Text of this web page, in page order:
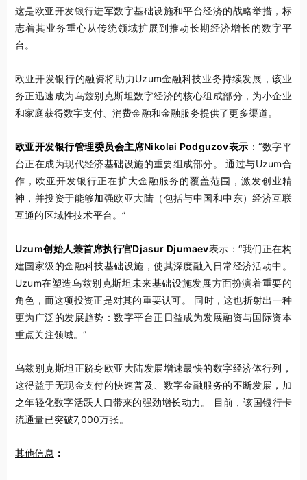
这是欧亚开发银行进军数字基础设施和平台经济的战略举措，标
志着其业务重心从传统领域扩展到推动长期经济增长的数字平
台。
欧亚开发银行的融资将助力Uzum金融科技业务持续发展，该业
务正迅速成为乌兹别克斯坦数字经济的核心组成部分，为小企业
和家庭获得数字支付、消费金融和金融服务提供了更多渠道。
欧亚开发银行管理委员会主席Nikolai Podguzov表示 ：“数字平
台正在成为现代经济基础设施的重要组成部分。 通过与Uzum合
作，欧亚开发银行正在扩大金融服务的覆盖范围，激发创业精
神，并投资于能够加强欧亚大陆（包括与中国和中东）经济互联
互通的区域性技术平台。”
Uzum创始人兼首席执行官Djasur Djumaev表示：“我们正在构
建国家级的金融科技基础设施，使其深度融入日常经济活动中。
Uzum在塑造乌兹别克斯坦未来基础设施发展方面扮演着重要的
角色，而这项投资正是对其的重要认可。 同时，这也折射出一种
更为广泛的发展趋势：数字平台正日益成为发展融资与国际资本
重点关注领域。”
乌兹别克斯坦正跻身欧亚大陆发展增速最快的数字经济体行列，
这得益于无现金支付的快速普及、数字金融服务的不断发展，加
之年轻化数字活跃人口带来的强劲增长动力。 目前，该国银行卡
流通量已突破7,000万张。
其他信息 ：